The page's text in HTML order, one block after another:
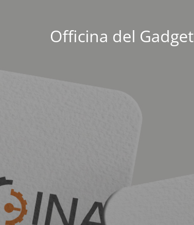
Officina del Gadget